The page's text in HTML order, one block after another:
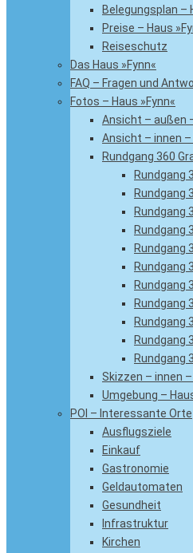
Belegungsplan –
Preise – Haus
Reiseschutz
Das Haus »Fynn«
FAQ – Fragen und
Fotos – Haus »Fynn«
Ansicht – außen
Ansicht – innen –
Rundgang 360
Rundgang
Rundgang
Rundgang
Rundgang
Rundgang
Rundgang
Rundgang
Rundgang
Rundgang
Rundgang
Rundgang
Skizzen – innen –
Umgebung –
POI – Interessante Orte
Ausflugsziele
Einkauf
Gastronomie
Geldautomaten
Gesundheit
Infrastruktur
Kirchen